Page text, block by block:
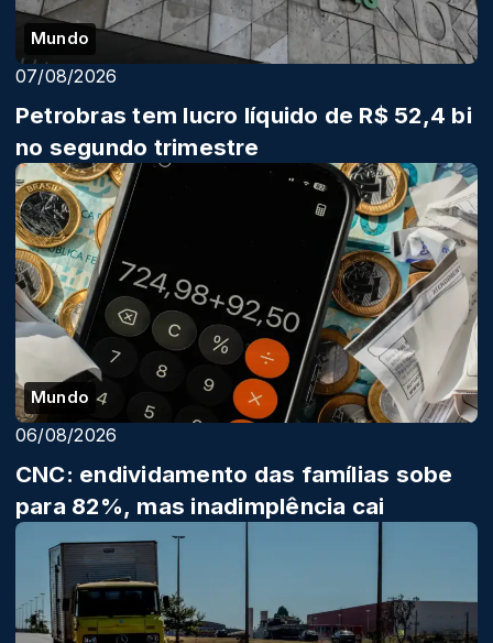
Mundo
07/08/2026
Petrobras tem lucro líquido de R$ 52,4 bi
no segundo trimestre
Mundo
06/08/2026
CNC: endividamento das famílias sobe
para 82%, mas inadimplência cai